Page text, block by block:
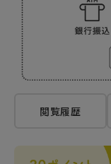
閲覧履歴